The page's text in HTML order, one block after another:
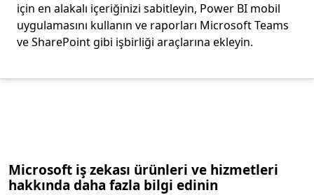
için en alakalı içeriğinizi sabitleyin, Power BI mobil
uygulamasını kullanın ve raporları Microsoft Teams
ve SharePoint gibi işbirliği araçlarına ekleyin.
Microsoft iş zekası ürünleri ve hizmetleri
hakkında daha fazla bilgi edinin